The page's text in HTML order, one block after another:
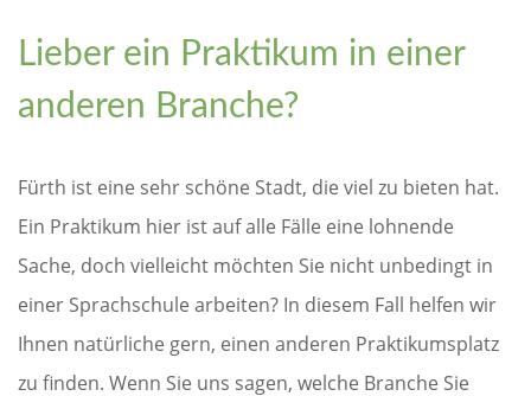
Lieber ein Praktikum in einer
anderen Branche?
Fürth ist eine sehr schöne Stadt, die viel zu bieten hat.
Ein Praktikum hier ist auf alle Fälle eine lohnende
Sache, doch vielleicht möchten Sie nicht unbedingt in
einer Sprachschule arbeiten? In diesem Fall helfen wir
Ihnen natürliche gern, einen anderen Praktikumsplatz
zu finden. Wenn Sie uns sagen, welche Branche Sie